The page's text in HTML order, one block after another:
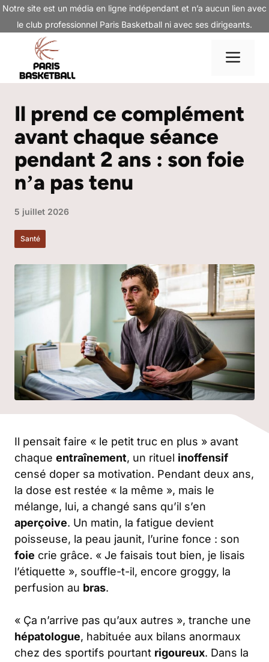
Aller
contenu
Notre site est un média en ligne indépendant et n’a aucun lien avec
le club professionnel Paris Basketball ni avec ses dirigeants.
Il prend ce complément
avant chaque séance
pendant 2 ans : son foie
nʼa pas tenu
5 juillet 2026
Santé
Il pensait faire « le petit truc en plus » avant
chaque entraînement, un rituel inoffensif
censé doper sa motivation. Pendant deux ans,
la dose est restée « la même », mais le
mélange, lui, a changé sans qu’il s’en
aperçoive. Un matin, la fatigue devient
poisseuse, la peau jaunit, l’urine fonce : son
foie crie grâce. « Je faisais tout bien, je lisais
l’étiquette », souffle-t-il, encore groggy, la
perfusion au bras.
« Ça n’arrive pas qu’aux autres », tranche une
hépatologue, habituée aux bilans anormaux
chez des sportifs pourtant rigoureux. Dans la